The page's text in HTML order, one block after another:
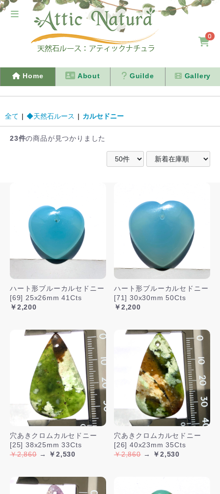
0
Home About Guilde Gallery
全て | ◆天然石ルース | カルセドニー
23件の商品が見つかりました
ハート形ブルーカルセドニー
[69] 25x26mm 41Cts
￥2,200
ハート形ブルーカルセドニー
[71] 30x30mm 50Cts
￥2,200
穴あきクロムカルセドニー
[25] 38x25mm 33Cts
￥2,860→ ￥2,530
穴あきクロムカルセドニー
[26] 40x23mm 35Cts
￥2,860→ ￥2,530